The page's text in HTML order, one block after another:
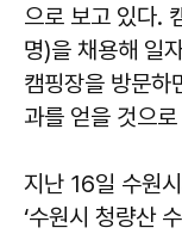
으로 보고 있다.
명)을 채용해 일
캠핑장을 방문
과를 얻을 것으
지난 16일 수원
‘수원시 청량산